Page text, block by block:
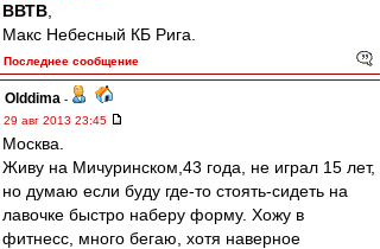
ВВТВ
Макс Небесный КБ Рига.
Последнее сообщение
Olddima -
29 авг 2013 23:45
Москва.
Живу на Мичуринском,43 года, не играл 15 лет,
но думаю если буду где-то стоять-сидеть на
лавочке быстро наберу форму. Хожу в
фитнесс, много бегаю, хотя наверное